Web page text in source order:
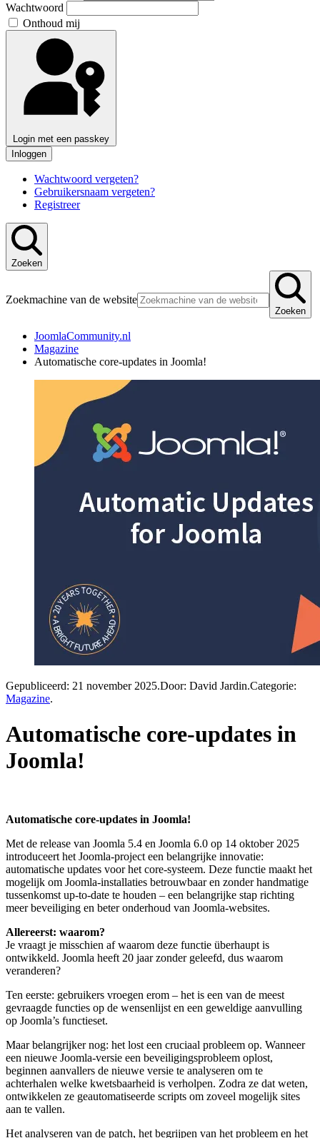
Wachtwoord
Onthoud mij
Login met een passkey
Inloggen
Wachtwoord vergeten?
Gebruikersnaam vergeten?
Registreer
Zoeken
Zoekmachine van de website
Zoeken
JoomlaCommunity.nl
Magazine
Automatische core-updates in Joomla!
Gepubliceerd: 21 november 2025.Door: David Jardin.Categorie:
Magazine.
Automatische core-updates in
Joomla!
Automatische core-updates in Joomla!
Met de release van Joomla 5.4 en Joomla 6.0 op 14 oktober 2025
introduceert het Joomla-project een belangrijke innovatie:
automatische updates voor het core-systeem. Deze functie maakt het
mogelijk om Joomla-installaties betrouwbaar en zonder handmatige
tussenkomst up-to-date te houden – een belangrijke stap richting
meer beveiliging en beter onderhoud van Joomla-websites.
Allereerst: waarom?
Je vraagt je misschien af waarom deze functie überhaupt is
ontwikkeld. Joomla heeft 20 jaar zonder geleefd, dus waarom
veranderen?
Ten eerste: gebruikers vroegen erom – het is een van de meest
gevraagde functies op de wensenlijst en een geweldige aanvulling
op Joomla’s functieset.
Maar belangrijker nog: het lost een cruciaal probleem op. Wanneer
een nieuwe Joomla-versie een beveiligingsprobleem oplost,
beginnen aanvallers de nieuwe versie te analyseren om te
achterhalen welke kwetsbaarheid is verholpen. Zodra ze dat weten,
ontwikkelen ze geautomatiseerde scripts om zoveel mogelijk sites
aan te vallen.
Het analyseren van de patch, het begrijpen van het probleem en het